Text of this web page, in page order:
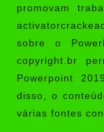
promovam
sobre o
copyright.br
Powerpoint
disso, o
várias fontes